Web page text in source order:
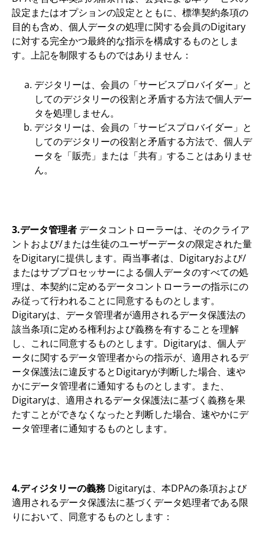
設定またはオプションの設定とともに、標準契約条項の
目的も含め、個人データの処理に関する会員のDigitary
に対する完全かつ最終的な指示を構成するものとしま
す。上記を制限するものではありません：
デジタリーは、会員の「サービスプロバイダー」と
してのデジタリーの役割と矛盾する方法で個人デー
タを処理しません。
デジタリーは、会員の「サービスプロバイダー」と
してのデジタリーの役割と矛盾する方法で、個人デ
ータを「販売」または「共有」することはありませ
ん。
3.データ管理者 データコントローラーは、そのクライア
ントおよび/または生徒のユーザーデータの限定された量
をDigitaryに提供します。両当事者は、Digitaryおよび/
またはサブプロセッサーによる個人データのすべての処
理は、本契約に定めるデータコントローラーの指示にの
み従って行われることに同意するものとします。
Digitaryは、データ管理者が適用されるデータ保護法の
該当条項に定める権利および義務を有することを理解
し、これに同意するものとします。Digitaryは、個人デ
ータに関するデータ管理者からの指示が、適用されるデ
ータ保護法に違反するとDigitaryが判断した場合、速や
かにデータ管理者に通知するものとします。また、
Digitaryは、適用されるデータ保護法に基づく義務を果
たすことができなくなったと判断した場合、速やかにデ
ータ管理者に通知するものとします。
4.ディジタリーの義務 Digitaryは、本DPAの条項および
適用されるデータ保護法に基づくデータ処理者である限
りにおいて、同意するものとします：